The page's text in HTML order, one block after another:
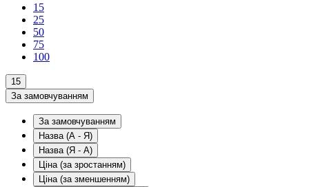
15
25
50
75
100
15
За замовчуванням
За замовчуванням
Назва (А - Я)
Назва (Я - А)
Ціна (за зростанням)
Ціна (за зменшенням)